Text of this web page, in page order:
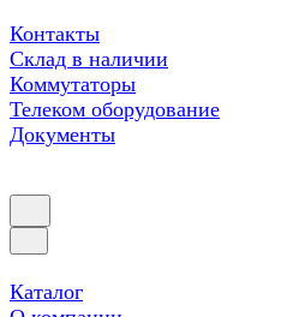
Контакты
Склад в наличии
Коммутаторы
Телеком оборудование
Документы
Каталог